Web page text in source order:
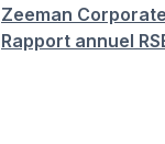
Zeeman
Rapport annuel